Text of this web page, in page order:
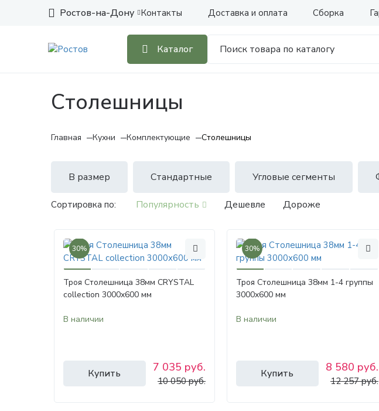
Ростов-на-Дону Контакты Доставка и оплата Сборка
Каталог
Столешницы
Главная Кухни Комплектующие Столешницы
В размер Стандартные Угловые сегменты
Сортировка по: Популярность Дешевле Дороже
30%
Троя Столешница 38мм CRYSTAL
collection 3000х600 мм
В наличии
Купить 7 035 руб.
10 050 руб.
30%
Троя Столешница 38мм 1-4 группы
3000х600 мм
В наличии
Купить 8 580 руб.
12 257 руб.